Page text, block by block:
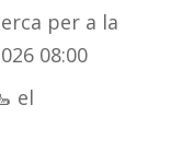
per a la
08:00
el